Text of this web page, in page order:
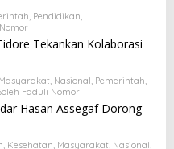
, Pendidikan,
Tekankan Kolaborasi
Masyarakat, Nasional, Pemerintah,
Oleh Faduli Nomor
Hasan Assegaf Dorong
, Kesehatan, Masyarakat, Nasional,